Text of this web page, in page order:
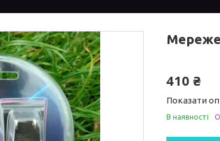
410 ₴
Показати
В наявності